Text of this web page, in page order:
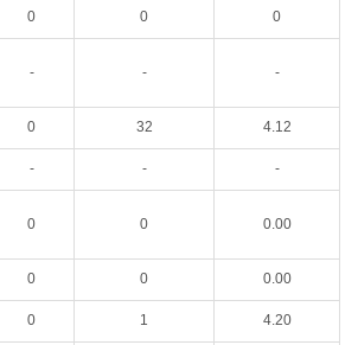
0 0 0
- - -
0 32 4.12
- - -
0 0 0.00
0 0 0.00
0 1 4.20